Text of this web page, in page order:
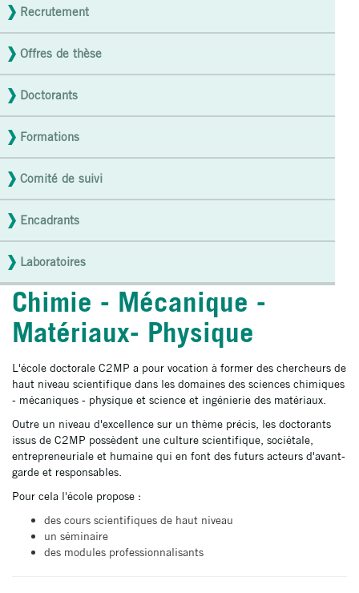
ED
Recrutement
Offres de thèse
Doctorants
Formations
Comité de suivi
Encadrants
Laboratoires
Chimie - Mécanique -
Matériaux- Physique
L'école doctorale C2MP a pour vocation à former des chercheurs de
haut niveau scientifique dans les domaines des sciences chimiques
- mécaniques - physique et science et ingénierie des matériaux.
Outre un niveau d'excellence sur un thème précis, les doctorants
issus de C2MP possèdent une culture scientifique, sociétale,
entrepreneuriale et humaine qui en font des futurs acteurs d'avant-
garde et responsables.
Pour cela l'école propose :
des cours scientifiques de haut niveau
un séminaire
des modules professionnalisants